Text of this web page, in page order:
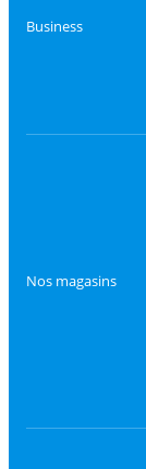
Business
Nos magasins